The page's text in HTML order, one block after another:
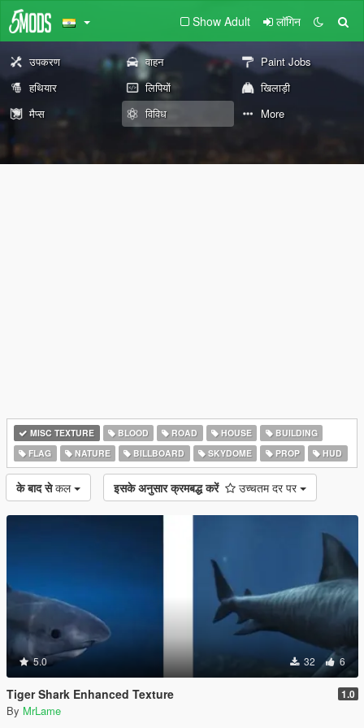
Show Adult लॉगिन
उपकरण वाहन
Paint Jobs
हथियार
लिपियों
खिलाड़ी
मैप्स
विविध More
MISC TEXTURE BLOOD ROAD HOUSE
BUILDING
FLAG
NATURE BILLBOARD SKYDOME PROP HUD
के बाद से कल इसके अनुसार क्रमबद्ध करें उच्चतम दर पर
5.0 32 6
Tiger Shark Enhanced Texture 1.0
By MrLame